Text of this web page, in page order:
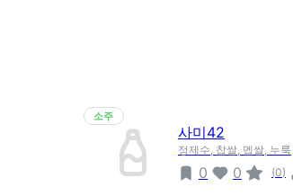
소주
사미42
정제수, 찹쌀, 멥쌀, 누룩
0 0 (0)